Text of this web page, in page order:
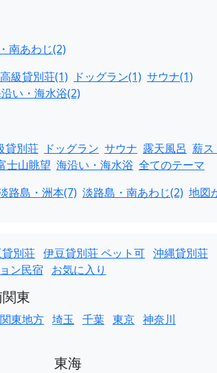
南あわじ(2)
高級貸別荘(1) ドッグラン(1) サウナ(1)
い・海水浴(2)
貸別荘 ドッグラン サウナ 露天風呂 薪
士山眺望 海沿い・海水浴 全てのテーマ
路島・洲本(7) 淡路島・南あわじ(2) 地図
別荘 伊豆貸別荘 ペット可 沖縄貸別荘
ン民宿 お気に入り
東
東地方 埼玉 千葉 東京 神奈川
東海